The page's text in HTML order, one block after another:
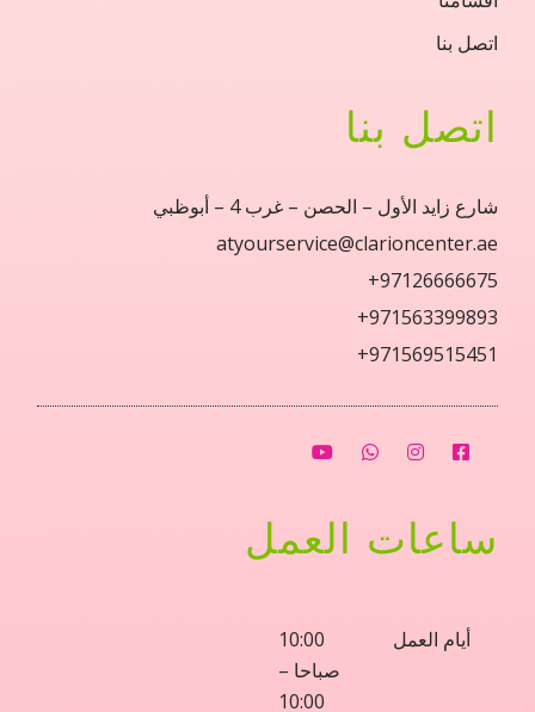
اتصل بنا
اتصل بنا
شارع زايد الأول – الحصن – غرب 4 – أبوظبي
atyourservice@clarioncenter.ae
97126666675+
971563399893+
971569515451+
ساعات العمل
أيام العمل
10:00
صباحا –
10:00